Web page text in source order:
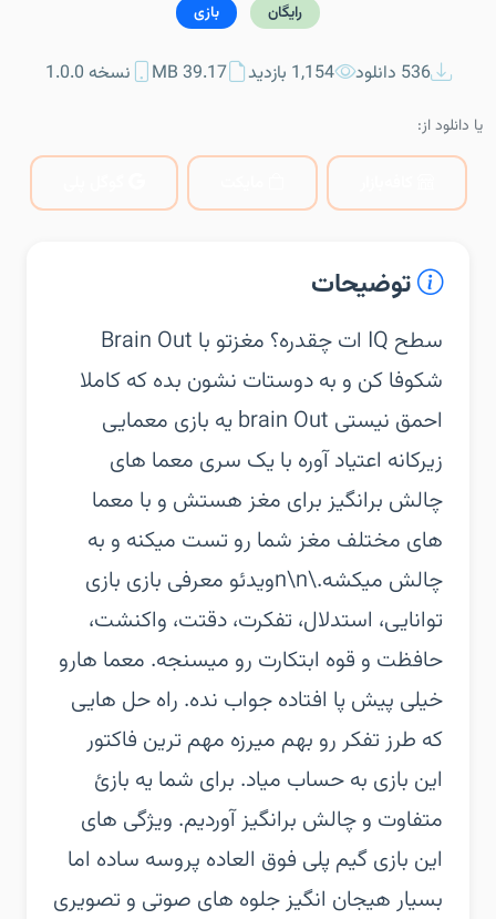
رایگان بازی
536 دانلود 1,154 بازدید 39.17 MB نسخه 1.0.0
یا دانلود از:
توضیحات
‏‏سطح IQ ات چقدره؟ مغزتو با Brain Out
شکوفا کن و به دوستات نشون بده که کاملا
احمق نیستی brain Out یه بازی معمایی
زیرکانه اعتیاد آوره با یک سری معما های
چالش برانگیز برای مغز هستش و با معما
های مختلف مغز شما رو تست میکنه و به
چالش میکشه.\n\nویدئو معرفی بازی‏ بازی
توانایی، استدلال، تفکرت، دقتت، واکنشت،
حافظت و قوه ابتکارت رو میسنجه. معما هارو
خیلی پیش پا افتاده جواب نده. راه حل هایی
که طرز تفکر رو بهم میرزه مهم ترین فاکتور
این بازی به حساب میاد. برای شما یه بازئ
متفاوت و چالش برانگیز آوردیم.‏ ویژگی های
این بازی‏ گیم پلی فوق العاده‏ پروسه ساده اما
بسیار هیجان انگیز‏ جلوه های صوتی و تصویری